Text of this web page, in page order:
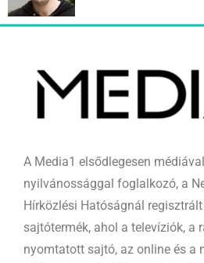
A Media1 elsődlegesen
nyilvánossággal foglalkozó, a
Hírközlési Hatóságnál
sajtótermék, ahol a televíziók, a
nyomtatott sajtó, az online és a